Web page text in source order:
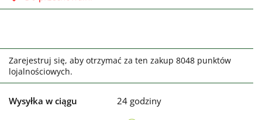
Zarejestruj się, aby otrzymać za ten zakup 8048 punktów
lojalnościowych.
Wysyłka w ciągu 24 godziny